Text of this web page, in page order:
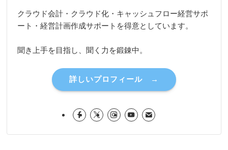
クラウド会計・クラウド化・キャッシュフロー経営サポ
ート・経営計画作成サポートを得意としています。
聞き上手を目指し、聞く力を鍛錬中。
詳しいプロフィール →